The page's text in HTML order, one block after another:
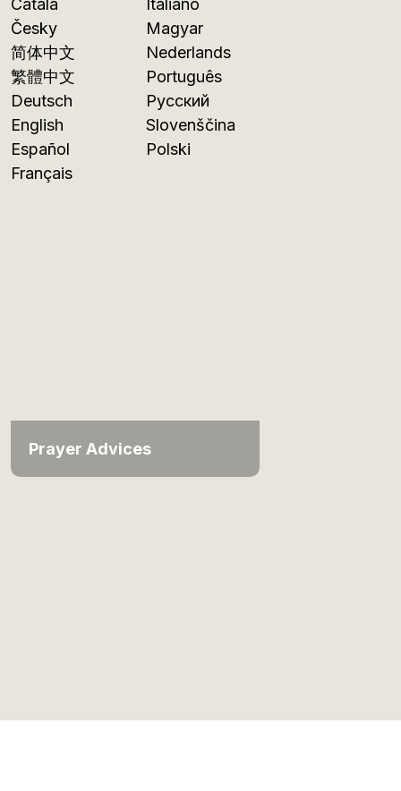
Català
Česky
简体中文
繁體中文
Deutsch
English
Español
Français
Italiano
Magyar
Nederlands
Português
Русский
Slovenščina
Polski
Prayer Advices